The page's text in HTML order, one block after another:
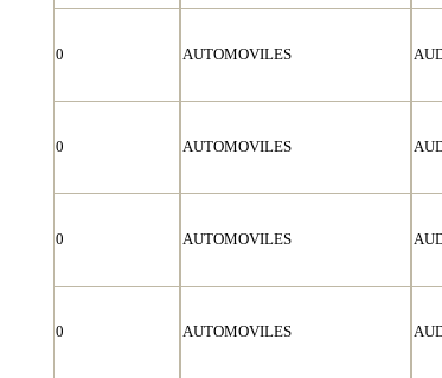
0 AUTOMOVILES
0 AUTOMOVILES
0 AUTOMOVILES
0 AUTOMOVILES